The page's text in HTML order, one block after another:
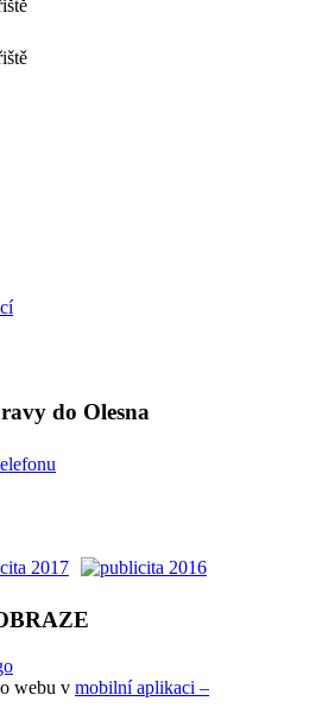
do Olesna
webu v mobilní aplikaci –